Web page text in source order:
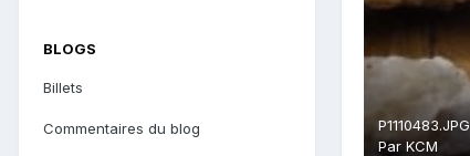
BLOGS
Billets
Commentaires du blog
P1110483.JPG
Par KCM